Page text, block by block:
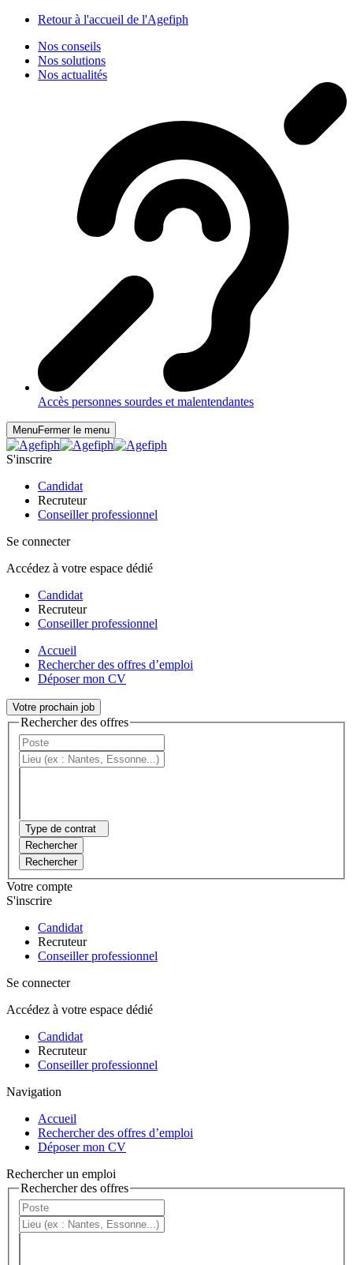
Retour à l'accueil de l'Agefiph
Nos conseils
Nos solutions
Nos actualités
Accès personnes sourdes et malentendantes
MenuFermer le menu
S'inscrire
Candidat
Recruteur
Conseiller professionnel
Se connecter
Accédez à votre espace dédié
Candidat
Recruteur
Conseiller professionnel
Accueil
Rechercher des offres d’emploi
Déposer mon CV
Votre prochain job
Rechercher des offres
Type de contrat
Rechercher
Rechercher
Votre compte
S'inscrire
Candidat
Recruteur
Conseiller professionnel
Se connecter
Accédez à votre espace dédié
Candidat
Recruteur
Conseiller professionnel
Navigation
Accueil
Rechercher des offres d’emploi
Déposer mon CV
Rechercher un emploi
Rechercher des offres